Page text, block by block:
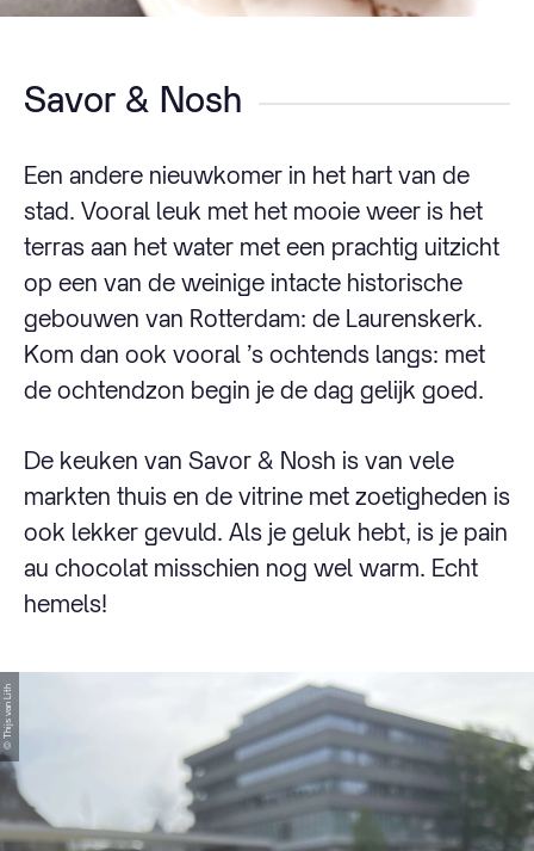
Savor & Nosh
Een andere nieuwkomer in het hart van de
stad. Vooral leuk met het mooie weer is het
terras aan het water met een prachtig uitzicht
op een van de weinige intacte historische
gebouwen van Rotterdam: de Laurenskerk.
Kom dan ook vooral ’s ochtends langs: met
de ochtendzon begin je de dag gelijk goed.
De keuken van Savor & Nosh is van vele
markten thuis en de vitrine met zoetigheden is
ook lekker gevuld. Als je geluk hebt, is je pain
au chocolat misschien nog wel warm. Echt
hemels!
© Thijs van Lith